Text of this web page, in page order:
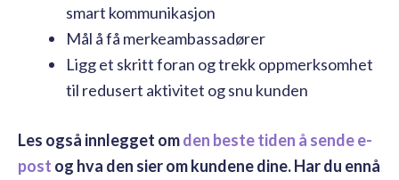
smart kommunikasjon
Mål å få merkeambassadører
Ligg et skritt foran og trekk oppmerksomhet
til redusert aktivitet og snu kunden
Les også innlegget omden beste tiden å sende e-
post og hva den sier om kundene dine. Har du ennå